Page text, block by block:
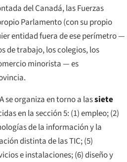
del Canadá, las Fuerzas
Parlamento (con su propio
entidad fuera de ese perímetro —
de trabajo, los colegios, los
minorista — es
se organiza en torno a lassiete
en la sección 5: (1) empleo; (2)
de la información y la
distinta de las TIC; (5)
e instalaciones; (6) diseño y